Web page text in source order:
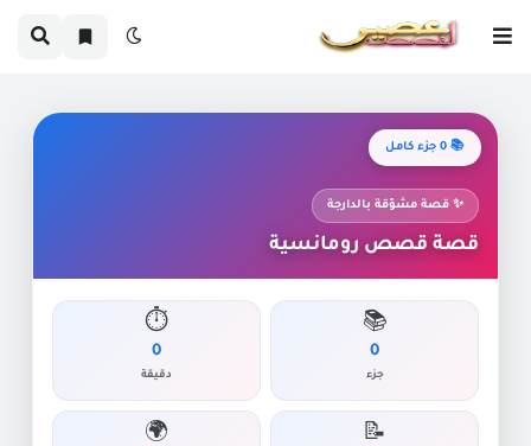
📚 0 جزء كامل
✨ قصة مشوّقة بالدارجة
قصة قصص رومانسية
📚
0
جزء
⏱️
0
دقيقة
📝
🌍